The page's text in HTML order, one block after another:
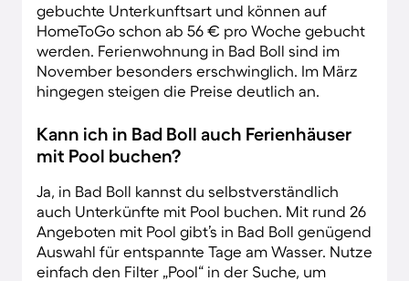
gebuchte Unterkunftsart und können auf
HomeToGo schon ab 56 € pro Woche gebucht
werden. Ferienwohnung in Bad Boll sind im
November besonders erschwinglich. Im März
hingegen steigen die Preise deutlich an.
Kann ich in Bad Boll auch Ferienhäuser
mit Pool buchen?
Ja, in Bad Boll kannst du selbstverständlich
auch Unterkünfte mit Pool buchen. Mit rund 26
Angeboten mit Pool gibt’s in Bad Boll genügend
Auswahl für entspannte Tage am Wasser. Nutze
einfach den Filter „Pool“ in der Suche, um